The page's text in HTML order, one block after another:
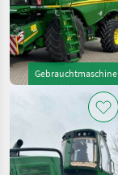
Gebrauchtmaschine